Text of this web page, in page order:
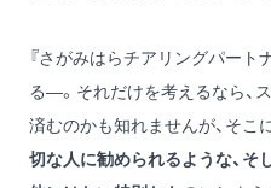
『さがみはらチアリングパート
る―。それだけを考えるなら、
済むのかも知れませんが、そこ
切な人に勧められるような、そ